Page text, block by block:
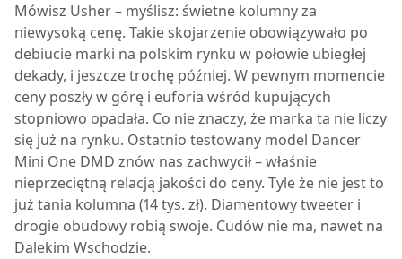
Mówisz Usher – myślisz: świetne kolumny za
niewysoką cenę. Takie skojarzenie obowiązywało po
debiucie marki na polskim rynku w połowie ubiegłej
dekady, i jeszcze trochę później. W pewnym momencie
ceny poszły w górę i euforia wśród kupujących
stopniowo opadała. Co nie znaczy, że marka ta nie liczy
się już na rynku. Ostatnio testowany model Dancer
Mini One DMD znów nas zachwycił – właśnie
nieprzeciętną relacją jakości do ceny. Tyle że nie jest to
już tania kolumna (14 tys. zł). Diamentowy tweeter i
drogie obudowy robią swoje. Cudów nie ma, nawet na
Dalekim Wschodzie.